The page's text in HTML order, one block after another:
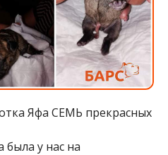
Яфа СЕМЬ прекрасных
была у нас на